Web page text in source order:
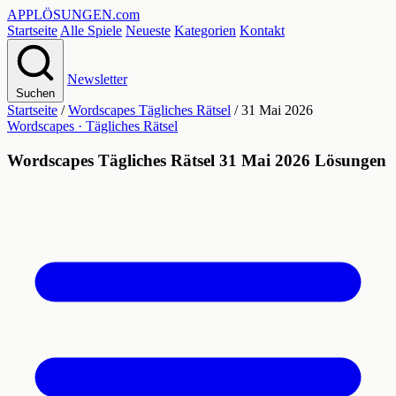
APPLÖSUNGEN.com
Startseite Alle Spiele Neueste Kategorien Kontakt
Suchen
Newsletter
Startseite / Wordscapes Tägliches Rätsel / 31 Mai 2026
Wordscapes · Tägliches Rätsel
Wordscapes Tägliches Rätsel 31 Mai 2026 Lösungen